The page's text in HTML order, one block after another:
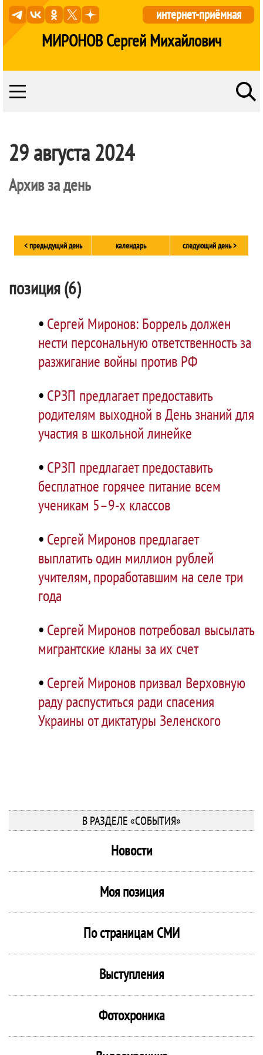
МИРОНОВ Сергей Михайлович
интернет-приёмная
29 августа 2024
Архив за день
< предыдущий день календарь следующий день >
позиция (6)
• Сергей Миронов: Боррель должен
нести персональную ответственность за
разжигание войны против РФ
• СРЗП предлагает предоставить
родителям выходной в День знаний для
участия в школьной линейке
• СРЗП предлагает предоставить
бесплатное горячее питание всем
ученикам 5–9-х классов
• Сергей Миронов предлагает
выплатить один миллион рублей
учителям, проработавшим на селе три
года
• Сергей Миронов потребовал высылать
мигрантские кланы за их счет
• Сергей Миронов призвал Верховную
раду распуститься ради спасения
Украины от диктатуры Зеленского
В РАЗДЕЛЕ «СОБЫТИЯ»
Новости
Моя позиция
По страницам СМИ
Выступления
Фотохроника